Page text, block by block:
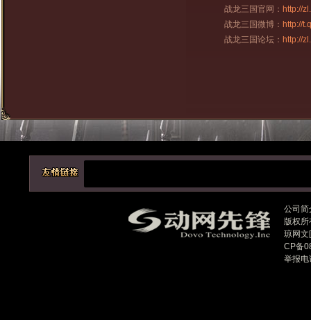
战龙三国官网： http://
战龙三国微博： http://
战龙三国论坛： http://
公司简
版权
琼网
CP备
举报